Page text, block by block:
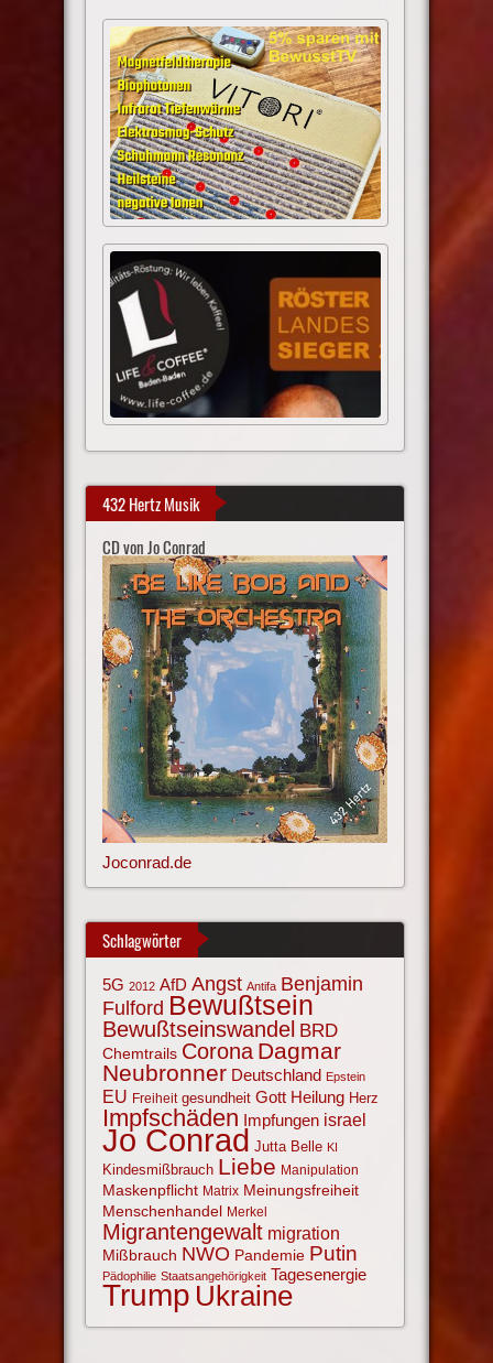
432 Hertz Musik
CD von Jo Conrad
Joconrad.de
Schlagwörter
5G 2012 AfD Angst Antifa Benjamin
Fulford Bewußtsein
Bewußtseinswandel BRD
Chemtrails Corona Dagmar
Neubronner Deutschland Epstein
EU Freiheit gesundheit Gott Heilung Herz
Impfschäden Impfungen israel
Jo Conrad Jutta Belle KI
Kindesmißbrauch Liebe Manipulation
Maskenpflicht Matrix Meinungsfreiheit
Menschenhandel Merkel
Migrantengewalt migration
Mißbrauch NWO Pandemie Putin
Pädophilie Staatsangehörigkeit Tagesenergie
Trump Ukraine